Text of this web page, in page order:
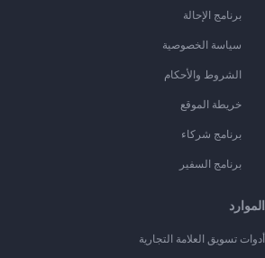
برنامج الإحالة
سياسة الخصوصية
الشروط والأحكام
خريطة الموقع
برنامج شركاء
برنامج السفير
الموارد
أدوات تسويق العلامة التجارية